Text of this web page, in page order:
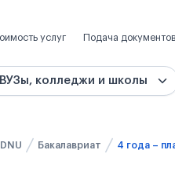
услуг Подача документов
ВУЗы, колледжи и школы
Бакалавриат 4 года –